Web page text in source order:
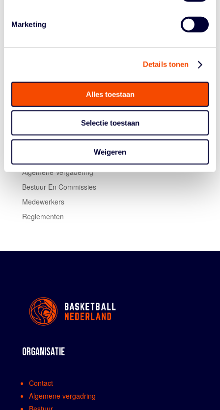
Marketing
Details tonen
Alles toestaan
Selectie toestaan
Weigeren
Days in Zwolle krijgen een gratis toegangskaart voor de
Tsjechië op donderdag 24 november in Almere. De
plaatsen voor EuroBasket 2023.
Algemene Vergadering
Bestuur En Commissies
Medewerkers
Reglementen
ORGANISATIE
Contact
Algemene vergadring